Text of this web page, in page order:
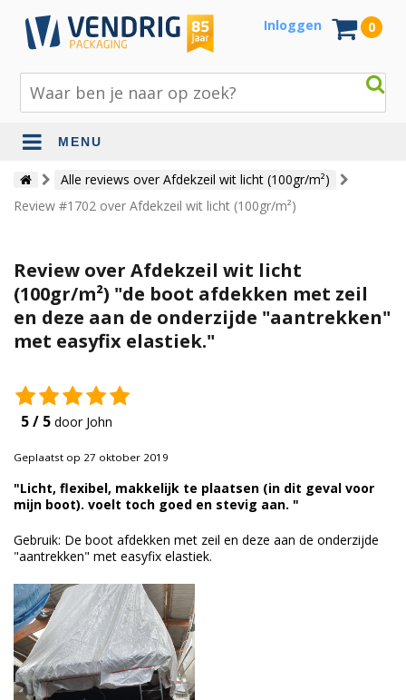
Inloggen 0
MENU
Beschermingsmateriaal
Bouw- en tuinmaterialen
Jute en lopers
Papier en karton
Tape en stickers
Verhuismaterialen
Duurzame verpakkingen
Bedrukte verpakkingen
Alle reviews over Afdekzeil wit licht (100gr/m²)
Review #1702 over Afdekzeil wit licht (100gr/m²)
Review over Afdekzeil wit licht
(100gr/m²) "de boot afdekken met zeil
en deze aan de onderzijde "aantrekken"
met easyfix elastiek."
5 / 5 door John
Geplaatst op 27 oktober 2019
"Licht, flexibel, makkelijk te plaatsen (in dit geval voor
mijn boot). voelt toch goed en stevig aan. "
Gebruik: De boot afdekken met zeil en deze aan de onderzijde
"aantrekken" met easyfix elastiek.